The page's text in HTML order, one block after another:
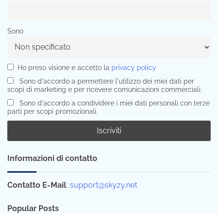
Sono
Ho preso visione e accetto la privacy policy
Sono d'accordo a permettere l'utilizzo dei miei dati per
scopi di marketing e per ricevere comunicazioni commerciali.
Sono d'accordo a condividere i miei dati personali con terze
parti per scopi promozionali.
Informazioni di contatto
Contatto E-Mail: support@skyzy.net
Popular Posts